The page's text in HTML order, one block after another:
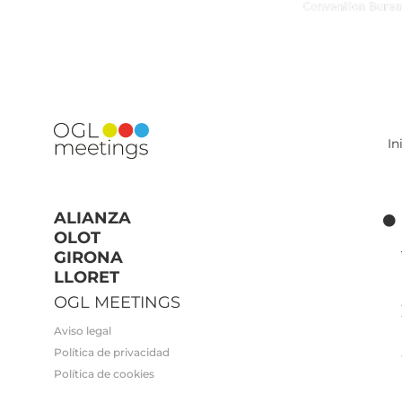
ALIANZA
OLOT
GIRONA
LLORET
OGL MEETINGS
Aviso legal
Política de privacidad
Política de cookies